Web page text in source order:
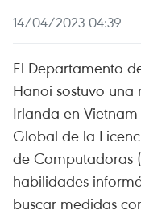
14/04/2023 04:39
El Departamento
Hanoi sostuvo
Irlanda en
Global de la
de Computadoras
habilidades
buscar medidas